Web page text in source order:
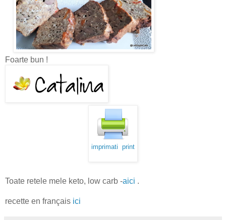
Foarte bun !
imprimati print
Toate retele mele keto, low carb -aici .
recette en français ici